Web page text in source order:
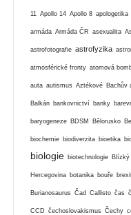
11 Apollo 14 Apollo 8 apologetika
armáda Armáda ČR asexualita
astrofotografie astrofyzika
atmosférické fronty atomová
auta autismus Aztékové Bachův
Balkán bankovnictví banky
baryogeneze BDSM Bělorusko
biochemie biodiverzita bioetika
biologie biotechnologie Blízký
Hercegovina botanika bouře
Burianosaurus Čad Callisto čas
CCD čechoslovakismus Čechy